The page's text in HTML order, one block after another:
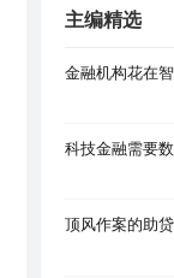
主编精选
金融机构花在
科技金融需要
顶风作案的助